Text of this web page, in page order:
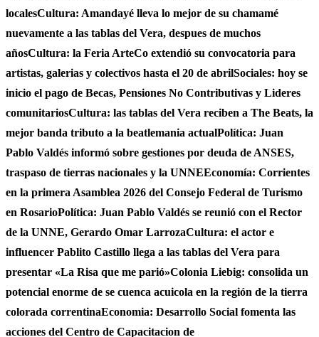
localesCultura: Amandayé lleva lo mejor de su chamamé
nuevamente a las tablas del Vera, despues de muchos
añosCultura: la Feria ArteCo extendió su convocatoria para
artistas, galerias y colectivos hasta el 20 de abrilSociales: hoy se
inicio el pago de Becas, Pensiones No Contributivas y Lideres
comunitariosCultura: las tablas del Vera reciben a The Beats, la
mejor banda tributo a la beatlemania actualPolítica: Juan
Pablo Valdés informó sobre gestiones por deuda de ANSES,
traspaso de tierras nacionales y la UNNEEconomía: Corrientes
en la primera Asamblea 2026 del Consejo Federal de Turismo
en RosarioPolítica: Juan Pablo Valdés se reunió con el Rector
de la UNNE, Gerardo Omar LarrozaCultura: el actor e
influencer Pablito Castillo llega a las tablas del Vera para
presentar «La Risa que me parió»Colonia Liebig: consolida un
potencial enorme de se cuenca acuicola en la región de la tierra
colorada correntinaEconomia: Desarrollo Social fomenta las
acciones del Centro de Capacitacion de